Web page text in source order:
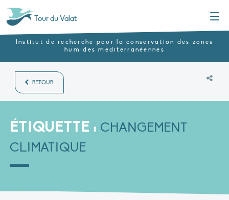
Tour du Valat
Institut de recherche pour la conservation des zones
humides méditerranéennes
RETOUR
ÉTIQUETTE : CHANGEMENT
CLIMATIQUE